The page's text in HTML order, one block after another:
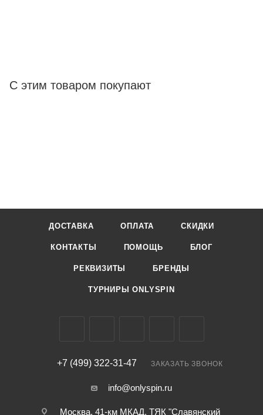
С этим товаром покупают
ДОСТАВКА ОПЛАТА СКИДКИ
КОНТАКТЫ ПОМОЩЬ БЛОГ
РЕКВИЗИТЫ БРЕНДЫ
ТУРНИРЫ ONLYSPIN
+7 (499) 322-31-47 ЗАКАЗАТЬ ЗВОНОК
info@onlyspin.ru
Москва, 41-км МКАД, ТЯК "Славянский